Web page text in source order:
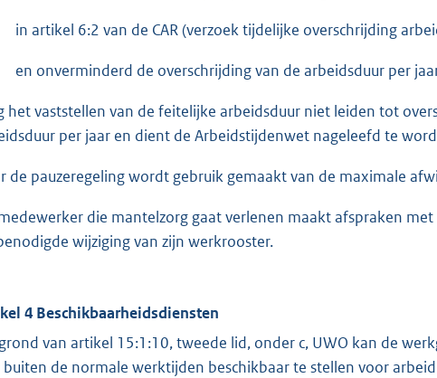
in artikel 6:2 van de CAR (verzoek tijdelijke overschrijding
en onverminderd de overschrijding van de arbeidsduur per
het vaststellen van de feitelijke arbeidsduur niet leiden tot
per jaar en dient de Arbeidstijdenwet nageleefd te
de pauzeregeling wordt gebruik gemaakt van de maximale
die mantelzorg gaat verlenen maakt afspraken
wijziging van zijn werkrooster.
4 Beschikbaarheidsdiensten
van artikel 15:1:10, tweede lid, onder c, UWO kan de
buiten de normale werktijden beschikbaar te stellen voor